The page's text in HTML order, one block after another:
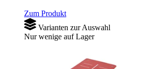
Zum Produkt
Varianten zur Auswahl
Nur wenige auf Lager